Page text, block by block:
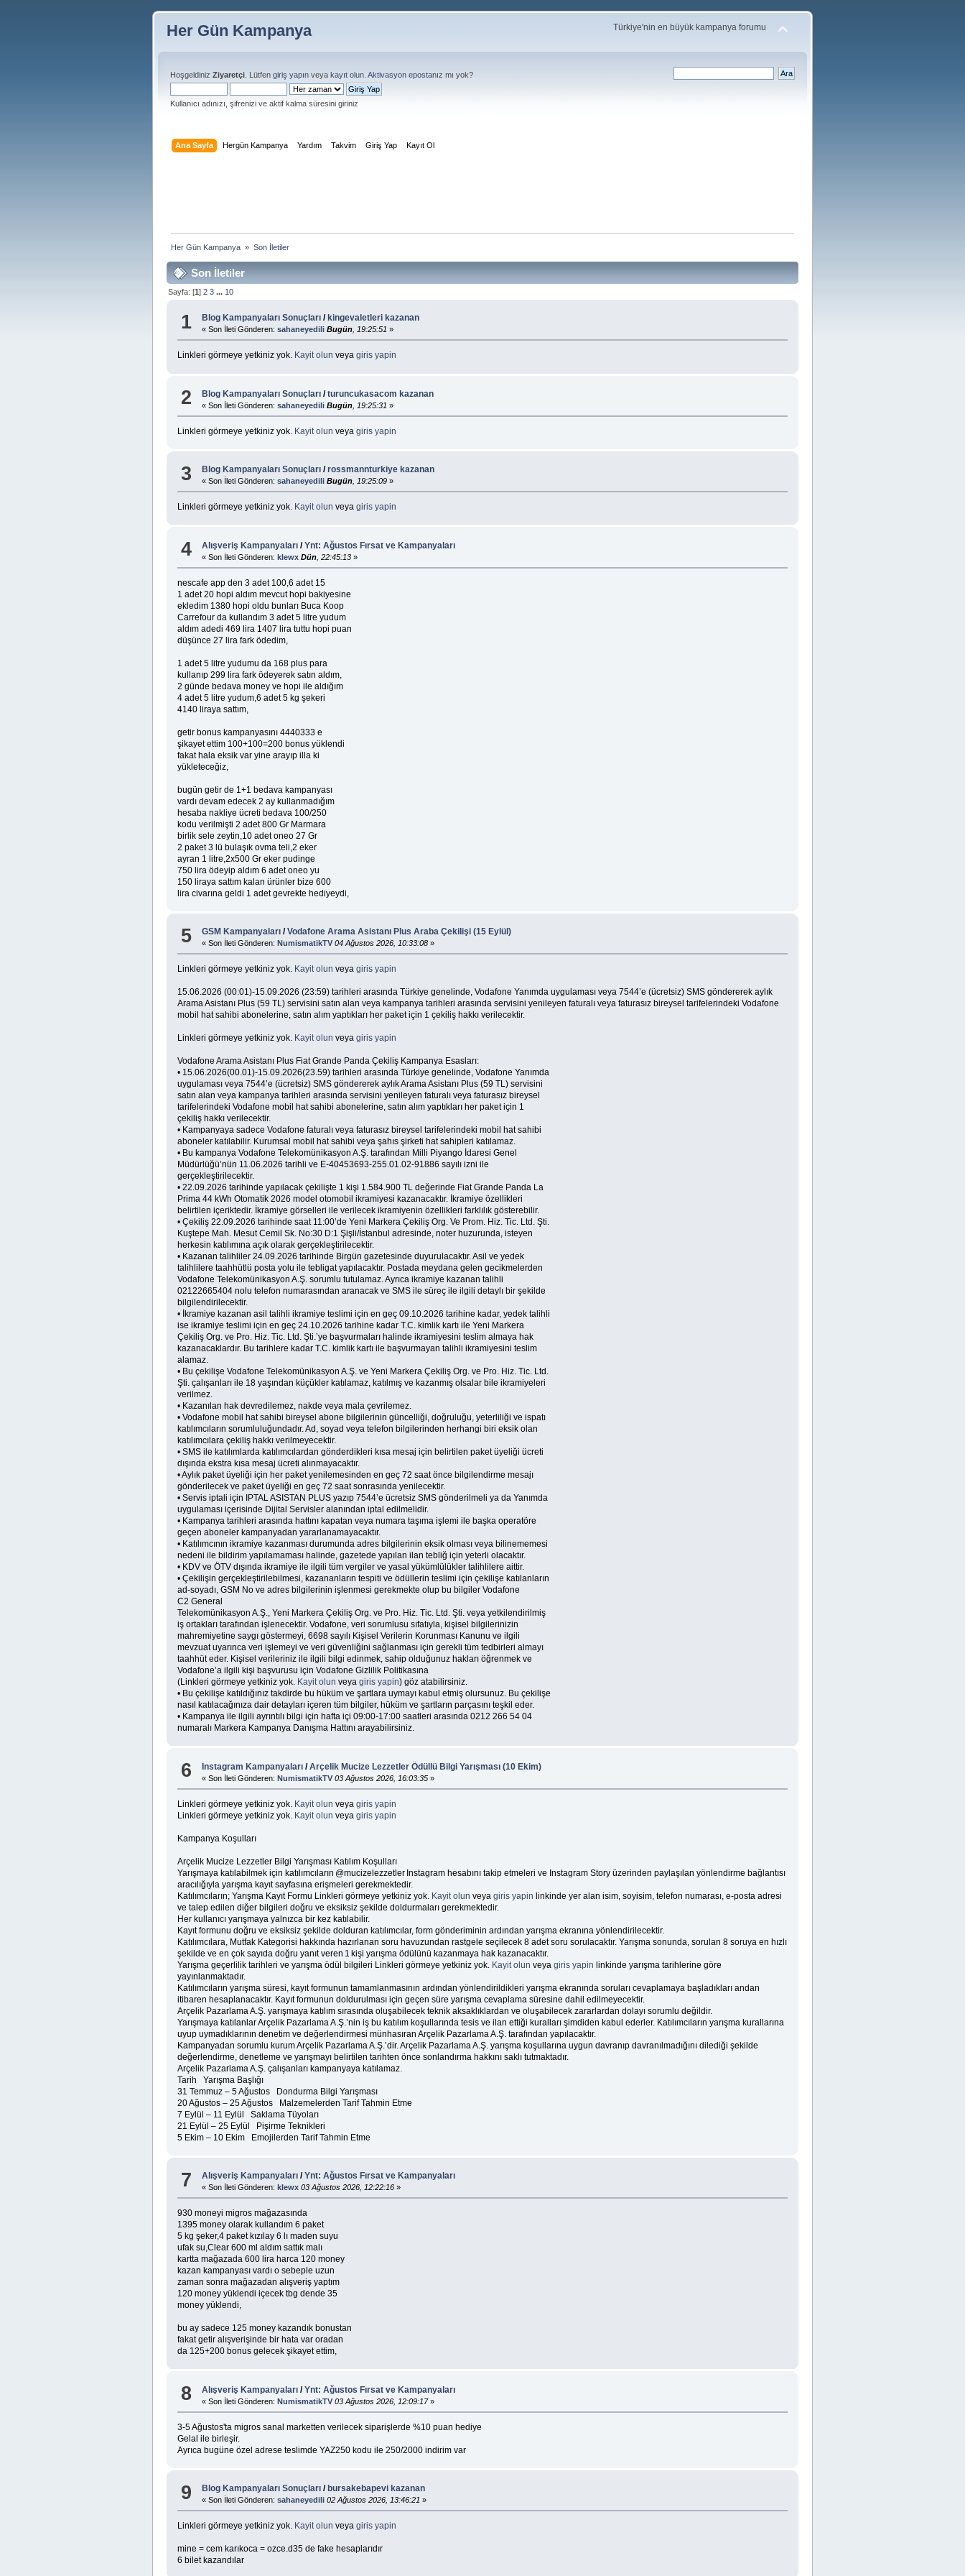
Her Gün Kampanya Türkiye'nin en büyük kampanya forumu
Hoşgeldiniz Ziyaretçi . Lütfen giriş yapın veya kayıt olun Aktivasyon epostanız mı yok?
Kullanıcı adınızı, şifrenizi ve aktif kalma süresini giriniz
Ana Sayfa Hergün Kampanya Yardım Takvim Giriş Yap Kayıt Ol
Her Gün Kampanya » Son İletiler
Son İletiler
Sayfa: [1]2 3 ... 10
1 Blog Kampanyaları Sonuçları / kingevaletleri kazanan
« Son İleti Gönderen:sahaneyedili Bugün , 19:25:51 »
Linkleri görmeye yetkiniz yok. Kayit olun veya giris yapin
2 Blog Kampanyaları Sonuçları /turuncukasacom kazanan
« Son İleti Gönderen:sahaneyedili Bugün , 19:25:31 »
Linkleri görmeye yetkiniz yok. Kayit olun veya giris yapin
3 Blog Kampanyaları Sonuçları /rossmannturkiye kazanan
« Son İleti Gönderen:sahaneyedili Bugün , 19:25:09 »
Linkleri görmeye yetkiniz yok. Kayit olun veya giris yapin
4 Alışveriş Kampanyaları /Ynt: Ağustos Fırsat ve Kampanyaları
« Son İleti Gönderen:klewx Dün , 22:45:13 »
nescafe app den 3 adet 100,6 adet 15
1 adet 20 hopi aldım mevcut hopi bakiyesine
ekledim 1380 hopi oldu bunları Buca Koop
Carrefour da kullandım 3 adet 5 litre yudum
aldım adedi 469 lira 1407 lira tuttu hopi puan
düşünce 27 lira fark ödedim,
1 adet 5 litre yudumu da 168 plus para
kullanıp 299 lira fark ödeyerek satın aldım,
2 günde bedava money ve hopi ile aldığım
4 adet 5 litre yudum,6 adet 5 kg şekeri
4140 liraya sattım,
getir bonus kampanyasını 4440333 e
şikayet ettim 100+100=200 bonus yüklendi
fakat hala eksik var yine arayıp illa ki
yükleteceğiz,
bugün getir de 1+1 bedava kampanyası
vardı devam edecek 2 ay kullanmadığım
hesaba nakliye ücreti bedava 100/250
kodu verilmişti 2 adet 800 Gr Marmara
birlik sele zeytin,10 adet oneo 27 Gr
2 paket 3 lü bulaşık ovma teli,2 eker
ayran 1 litre,2x500 Gr eker pudinge
750 lira ödeyip aldım 6 adet oneo yu
150 liraya sattım kalan ürünler bize 600
lira civarına geldi 1 adet gevrekte hediyeydi,
5 GSM Kampanyaları /Vodafone Arama Asistanı Plus Araba Çekilişi (15 Eylül)
« Son İleti Gönderen:NumismatikTV 04 Ağustos 2026, 10:33:08 »
Linkleri görmeye yetkiniz yok. Kayit olun veya giris yapin
15.06.2026 (00:01)-15.09.2026 (23:59) tarihleri arasında Türkiye genelinde, Vodafone Yanımda uygulaması veya 7544’e (ücretsiz) SMS göndererek aylık
Arama Asistanı Plus (59 TL) servisini satın alan veya kampanya tarihleri arasında servisini yenileyen faturalı veya faturasız bireysel tarifelerindeki Vodafone
mobil hat sahibi abonelerine, satın alım yaptıkları her paket için 1 çekiliş hakkı verilecektir.
Linkleri görmeye yetkiniz yok. Kayit olun veya giris yapin
Vodafone Arama Asistanı Plus Fiat Grande Panda Çekiliş Kampanya Esasları:
• 15.06.2026(00.01)-15.09.2026(23.59) tarihleri arasında Türkiye genelinde, Vodafone Yanımda
uygulaması veya 7544’e (ücretsiz) SMS göndererek aylık Arama Asistanı Plus (59 TL) servisini
satın alan veya kampanya tarihleri arasında servisini yenileyen faturalı veya faturasız bireysel
tarifelerindeki Vodafone mobil hat sahibi abonelerine, satın alım yaptıkları her paket için 1
çekiliş hakkı verilecektir.
• Kampanyaya sadece Vodafone faturalı veya faturasız bireysel tarifelerindeki mobil hat sahibi
aboneler katılabilir. Kurumsal mobil hat sahibi veya şahıs şirketi hat sahipleri katılamaz.
• Bu kampanya Vodafone Telekomünikasyon A.Ş. tarafından Milli Piyango İdaresi Genel
Müdürlüğü’nün 11.06.2026 tarihli ve E-40453693-255.01.02-91886 sayılı izni ile
gerçekleştirilecektir.
• 22.09.2026 tarihinde yapılacak çekilişte 1 kişi 1.584.900 TL değerinde Fiat Grande Panda La
Prima 44 kWh Otomatik 2026 model otomobil ikramiyesi kazanacaktır. İkramiye özellikleri
belirtilen içeriktedir. İkramiye görselleri ile verilecek ikramiyenin özellikleri farklılık gösterebilir.
• Çekiliş 22.09.2026 tarihinde saat 11:00’de Yeni Markera Çekiliş Org. Ve Prom. Hiz. Tic. Ltd. Şti.
Kuştepe Mah. Mesut Cemil Sk. No:30 D:1 Şişli/İstanbul adresinde, noter huzurunda, isteyen
herkesin katılımına açık olarak gerçekleştirilecektir.
• Kazanan talihliler 24.09.2026 tarihinde Birgün gazetesinde duyurulacaktır. Asil ve yedek
talihlilere taahhütlü posta yolu ile tebligat yapılacaktır. Postada meydana gelen gecikmelerden
Vodafone Telekomünikasyon A.Ş. sorumlu tutulamaz. Ayrıca ikramiye kazanan talihli
02122665404 nolu telefon numarasından aranacak ve SMS ile süreç ile ilgili detaylı bir şekilde
bilgilendirilecektir.
• İkramiye kazanan asil talihli ikramiye teslimi için en geç 09.10.2026 tarihine kadar, yedek talihli
ise ikramiye teslimi için en geç 24.10.2026 tarihine kadar T.C. kimlik kartı ile Yeni Markera
Çekiliş Org. ve Pro. Hiz. Tic. Ltd. Şti.’ye başvurmaları halinde ikramiyesini teslim almaya hak
kazanacaklardır. Bu tarihlere kadar T.C. kimlik kartı ile başvurmayan talihli ikramiyesini teslim
alamaz.
• Bu çekilişe Vodafone Telekomünikasyon A.Ş. ve Yeni Markera Çekiliş Org. ve Pro. Hiz. Tic. Ltd.
Şti. çalışanları ile 18 yaşından küçükler katılamaz, katılmış ve kazanmış olsalar bile ikramiyeleri
verilmez.
• Kazanılan hak devredilemez, nakde veya mala çevrilemez.
• Vodafone mobil hat sahibi bireysel abone bilgilerinin güncelliği, doğruluğu, yeterliliği ve ispatı
katılımcıların sorumluluğundadır. Ad, soyad veya telefon bilgilerinden herhangi biri eksik olan
katılımcılara çekiliş hakkı verilmeyecektir.
• SMS ile katılımlarda katılımcılardan gönderdikleri kısa mesaj için belirtilen paket üyeliği ücreti
dışında ekstra kısa mesaj ücreti alınmayacaktır.
• Aylık paket üyeliği için her paket yenilemesinden en geç 72 saat önce bilgilendirme mesajı
gönderilecek ve paket üyeliği en geç 72 saat sonrasında yenilecektir.
• Servis iptali için IPTAL ASISTAN PLUS yazıp 7544’e ücretsiz SMS gönderilmeli ya da Yanımda
uygulaması içerisinde Dijital Servisler alanından iptal edilmelidir.
• Kampanya tarihleri arasında hattını kapatan veya numara taşıma işlemi ile başka operatöre
geçen aboneler kampanyadan yararlanamayacaktır.
• Katılımcının ikramiye kazanması durumunda adres bilgilerinin eksik olması veya bilinememesi
nedeni ile bildirim yapılamaması halinde, gazetede yapılan ilan tebliğ için yeterli olacaktır.
• KDV ve ÖTV dışında ikramiye ile ilgili tüm vergiler ve yasal yükümlülükler talihlilere aittir.
• Çekilişin gerçekleştirilebilmesi, kazananların tespiti ve ödüllerin teslimi için çekilişe katılanların
ad-soyadı, GSM No ve adres bilgilerinin işlenmesi gerekmekte olup bu bilgiler Vodafone
C2 General
Telekomünikasyon A.Ş., Yeni Markera Çekiliş Org. ve Pro. Hiz. Tic. Ltd. Şti. veya yetkilendirilmiş
iş ortakları tarafından işlenecektir. Vodafone, veri sorumlusu sıfatıyla, kişisel bilgilerinizin
mahremiyetine saygı göstermeyi, 6698 sayılı Kişisel Verilerin Korunması Kanunu ve ilgili
mevzuat uyarınca veri işlemeyi ve veri güvenliğini sağlanması için gerekli tüm tedbirleri almayı
taahhüt eder. Kişisel verileriniz ile ilgili bilgi edinmek, sahip olduğunuz hakları öğrenmek ve
Vodafone’a ilgili kişi başvurusu için Vodafone Gizlilik Politikasına
(Linkleri görmeye yetkiniz yok. Kayit olun veya giris yapin) göz atabilirsiniz.
• Bu çekilişe katıldığınız takdirde bu hüküm ve şartlara uymayı kabul etmiş olursunuz. Bu çekilişe
nasıl katılacağınıza dair detayları içeren tüm bilgiler, hüküm ve şartların parçasını teşkil eder.
• Kampanya ile ilgili ayrıntılı bilgi için hafta içi 09:00-17:00 saatleri arasında 0212 266 54 04
numaralı Markera Kampanya Danışma Hattını arayabilirsiniz.
6 Instagram Kampanyaları /Arçelik Mucize Lezzetler Ödüllü Bilgi Yarışması (10 Ekim)
« Son İleti Gönderen:NumismatikTV 03 Ağustos 2026, 16:03:35 »
Linkleri görmeye yetkiniz yok. Kayit olun veya giris yapin
Linkleri görmeye yetkiniz yok. Kayit olun veya giris yapin
Kampanya Koşulları
Arçelik Mucize Lezzetler Bilgi Yarışması Katılım Koşulları
Yarışmaya katılabilmek için katılımcıların @mucizelezzetler Instagram hesabını takip etmeleri ve Instagram Story üzerinden paylaşılan yönlendirme bağlantısı
aracılığıyla yarışma kayıt sayfasına erişmeleri gerekmektedir.
Katılımcıların; Yarışma Kayıt Formu Linkleri görmeye yetkiniz yok. Kayit olun veya giris yapin linkinde yer alan isim, soyisim, telefon numarası, e-posta adresi
ve talep edilen diğer bilgileri doğru ve eksiksiz şekilde doldurmaları gerekmektedir.
Her kullanıcı yarışmaya yalnızca bir kez katılabilir.
Kayıt formunu doğru ve eksiksiz şekilde dolduran katılımcılar, form gönderiminin ardından yarışma ekranına yönlendirilecektir.
Katılımcılara, Mutfak Kategorisi hakkında hazırlanan soru havuzundan rastgele seçilecek 8 adet soru sorulacaktır. Yarışma sonunda, sorulan 8 soruya en hızlı
şekilde ve en çok sayıda doğru yanıt veren 1 kişi yarışma ödülünü kazanmaya hak kazanacaktır.
Yarışma geçerlilik tarihleri ve yarışma ödül bilgileri Linkleri görmeye yetkiniz yok. Kayit olun veya giris yapin linkinde yarışma tarihlerine göre
yayınlanmaktadır.
Katılımcıların yarışma süresi, kayıt formunun tamamlanmasının ardından yönlendirildikleri yarışma ekranında soruları cevaplamaya başladıkları andan
itibaren hesaplanacaktır. Kayıt formunun doldurulması için geçen süre yarışma cevaplama süresine dahil edilmeyecektir.
Arçelik Pazarlama A.Ş. yarışmaya katılım sırasında oluşabilecek teknik aksaklıklardan ve oluşabilecek zararlardan dolayı sorumlu değildir.
Yarışmaya katılanlar Arçelik Pazarlama A.Ş.’nin iş bu katılım koşullarında tesis ve ilan ettiği kuralları şimdiden kabul ederler. Katılımcıların yarışma kurallarına
uyup uymadıklarının denetim ve değerlendirmesi münhasıran Arçelik Pazarlama A.Ş. tarafından yapılacaktır.
Kampanyadan sorumlu kurum Arçelik Pazarlama A.Ş.’dir. Arçelik Pazarlama A.Ş. yarışma koşullarına uygun davranıp davranılmadığını dilediği şekilde
değerlendirme, denetleme ve yarışmayı belirtilen tarihten önce sonlandırma hakkını saklı tutmaktadır.
Arçelik Pazarlama A.Ş. çalışanları kampanyaya katılamaz.
Tarih Yarışma Başlığı
31 Temmuz – 5 Ağustos Dondurma Bilgi Yarışması
20 Ağustos – 25 Ağustos Malzemelerden Tarif Tahmin Etme
7 Eylül – 11 Eylül Saklama Tüyoları
21 Eylül – 25 Eylül Pişirme Teknikleri
5 Ekim – 10 Ekim Emojilerden Tarif Tahmin Etme
7 Alışveriş Kampanyaları /Ynt: Ağustos Fırsat ve Kampanyaları
« Son İleti Gönderen:klewx 03 Ağustos 2026, 12:22:16 »
930 moneyi migros mağazasında
1395 money olarak kullandım 6 paket
5 kg şeker,4 paket kızılay 6 lı maden suyu
ufak su,Clear 600 ml aldım sattık malı
kartta mağazada 600 lira harca 120 money
kazan kampanyası vardı o sebeple uzun
zaman sonra mağazadan alışveriş yaptım
120 money yüklendi içecek tbg dende 35
money yüklendi,
bu ay sadece 125 money kazandık bonustan
fakat getir alışverişinde bir hata var oradan
da 125+200 bonus gelecek şikayet ettim,
8 Alışveriş Kampanyaları /Ynt: Ağustos Fırsat ve Kampanyaları
« Son İleti Gönderen:NumismatikTV 03 Ağustos 2026, 12:09:17»
3-5 Ağustos'ta migros sanal marketten verilecek siparişlerde %10 puan hediye
Gelal ile birleşir.
Ayrıca bugüne özel adrese teslimde YAZ250 kodu ile 250/2000 indirim var
9 Blog Kampanyaları Sonuçları / bursakebapevi kazanan
« Son İleti Gönderen:sahaneyedili 02 Ağustos 2026, 13:46:21 »
Linkleri görmeye yetkiniz yok. Kayit olun veya giris yapin
mine = cem karıkoca = ozce.d35 de fake hesaplarıdır
6 bilet kazandılar